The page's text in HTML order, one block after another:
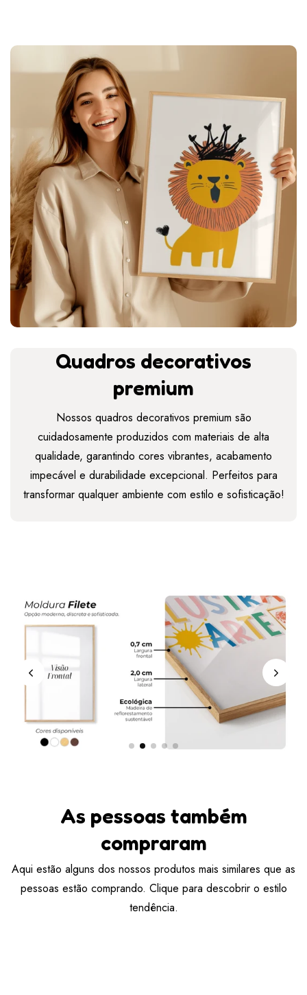
Quadros decorativos
premium
Nossos quadros decorativos premium são
cuidadosamente produzidos com materiais de alta
qualidade, garantindo cores vibrantes, acabamento
impecável e durabilidade excepcional. Perfeitos para
transformar qualquer ambiente com estilo e sofisticação!
As pessoas também
compraram
Aqui estão alguns dos nossos produtos mais similares que as
pessoas estão comprando. Clique para descobrir o estilo
tendência.